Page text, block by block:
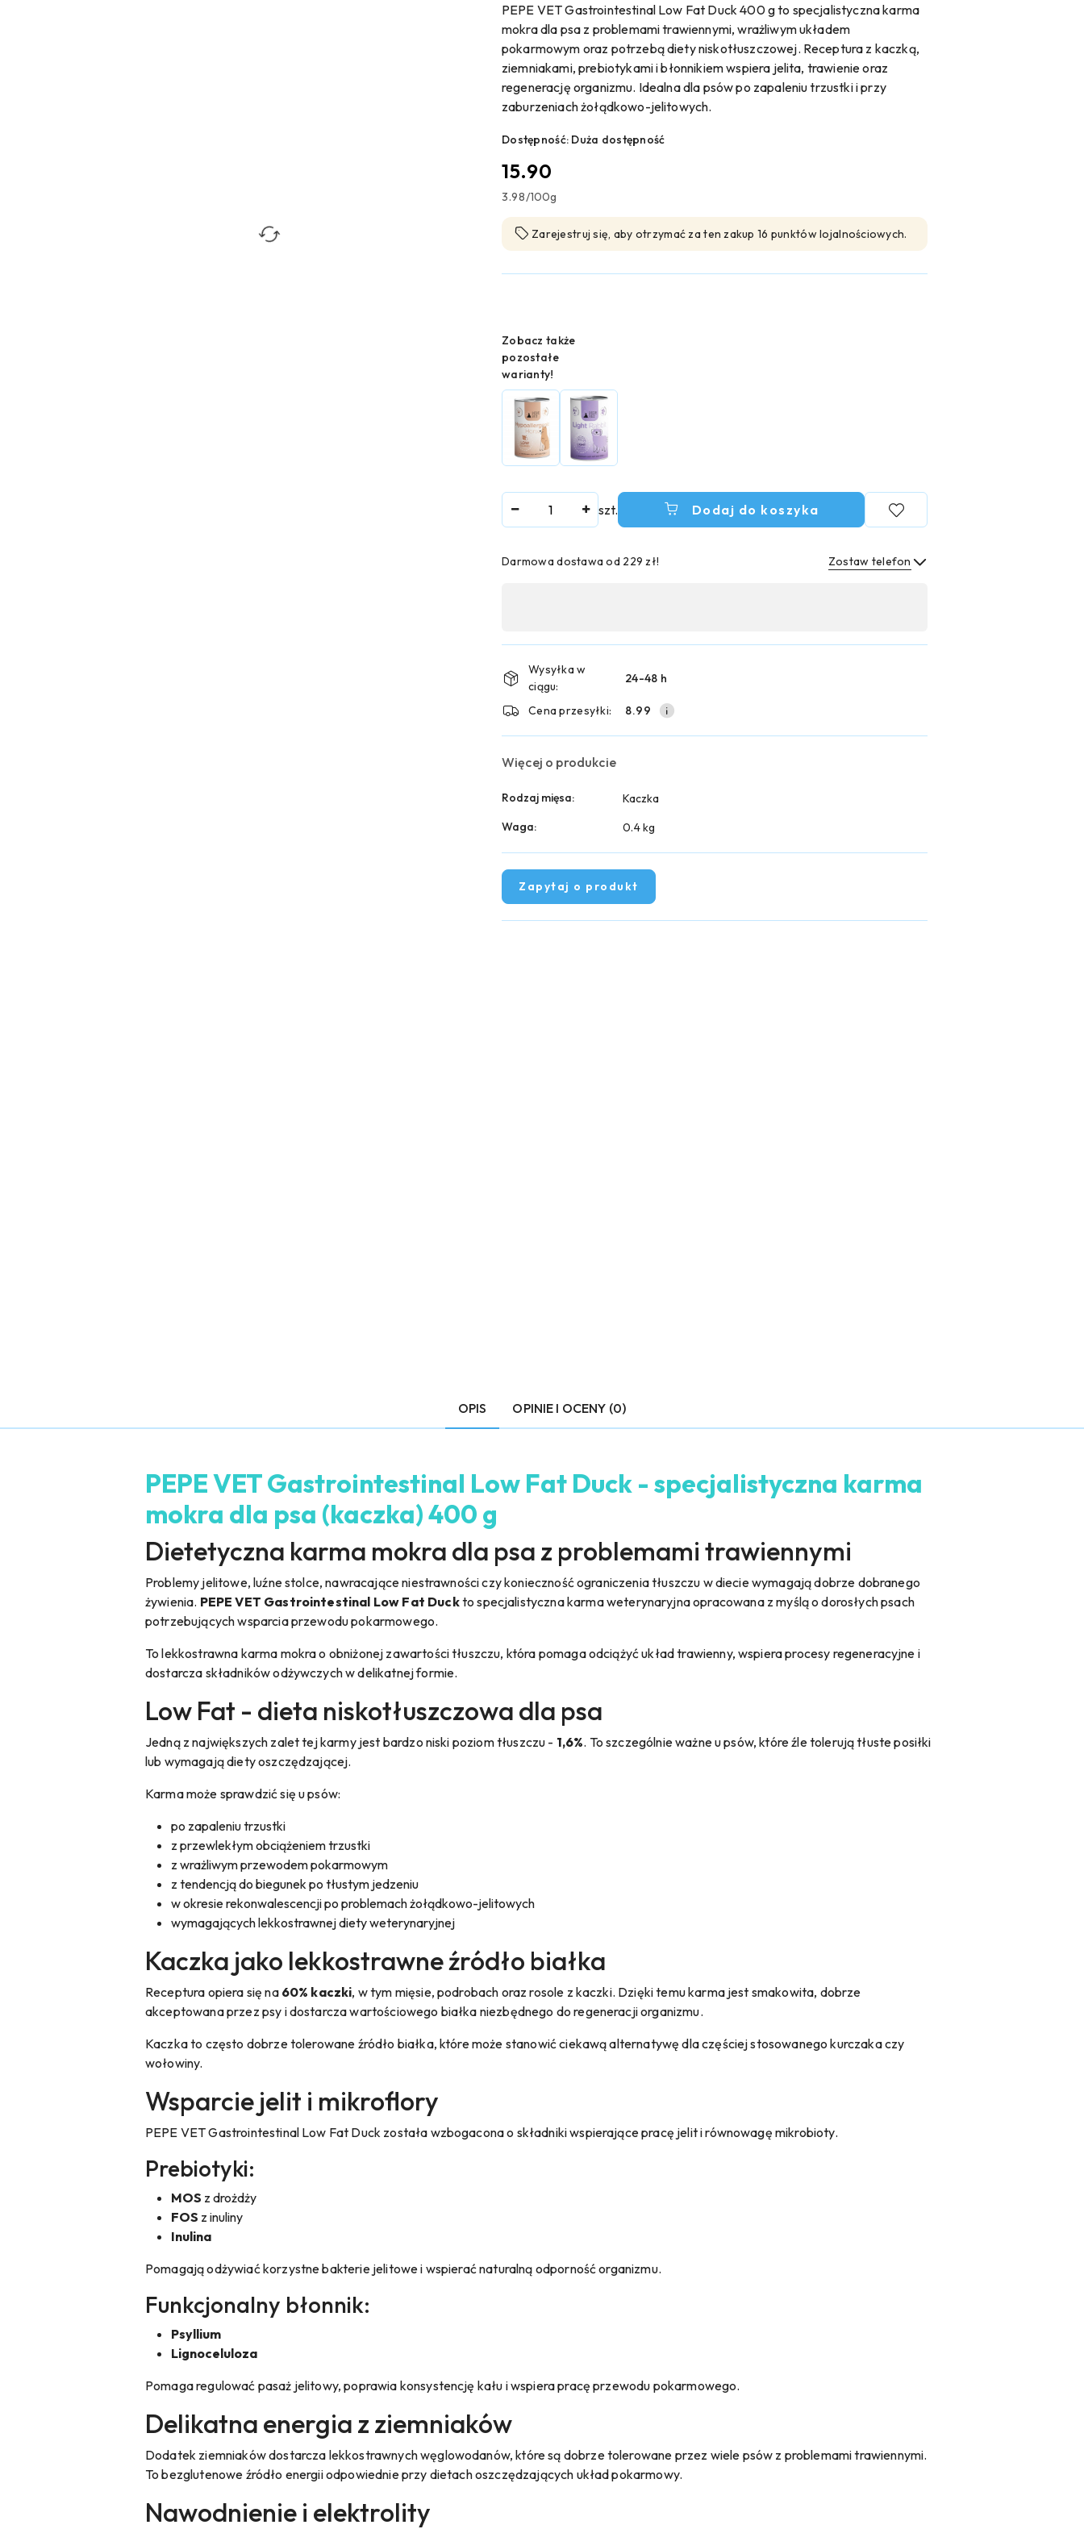
PEPE VET Gastrointestinal Low Fat Duck 400 g to specjalistyczna karma
mokra dla psa z problemami trawiennymi, wrażliwym układem
pokarmowym oraz potrzebą diety niskotłuszczowej. Receptura z kaczką,
ziemniakami, prebiotykami i błonnikiem wspiera jelita, trawienie oraz
regenerację organizmu. Idealna dla psów po zapaleniu trzustki i przy
zaburzeniach żołądkowo-jelitowych.
Dostępność: Duża dostępność
cena:
15.90
3.98/100g
Zarejestruj się, aby otrzymać za ten zakup 16 punktów lojalnościowych.
Wariant
Zobacz także
pozostałe
warianty!
szt. Dodaj do koszyka
Darmowa dostawa od 229 zł! Zostaw telefon
płatność
i
dostawa
Wysyłka w
ciągu:
24-48 h
Cena przesyłki: 8.99
Więcej o produkcie
Rodzaj mięsa:
Kaczka
Waga:
0.4 kg
Zapytaj o produkt
OPIS OPINIE I OCENY (0)
PEPE VET Gastrointestinal Low Fat Duck - specjalistyczna karma
mokra dla psa (kaczka) 400 g
Dietetyczna karma mokra dla psa z problemami trawiennymi
Problemy jelitowe, luźne stolce, nawracające niestrawności czy konieczność ograniczenia tłuszczu w diecie wymagają dobrze dobranego
żywienia. PEPE VET Gastrointestinal Low Fat Duckto specjalistyczna karma weterynaryjna opracowana z myślą o dorosłych psach
potrzebujących wsparcia przewodu pokarmowego.
To lekkostrawna karma mokra o obniżonej zawartości tłuszczu, która pomaga odciążyć układ trawienny, wspiera procesy regeneracyjne i
dostarcza składników odżywczych w delikatnej formie.
Low Fat - dieta niskotłuszczowa dla psa
Jedną z największych zalet tej karmy jest bardzo niski poziom tłuszczu - 1,6%. To szczególnie ważne u psów, które źle tolerują tłuste posiłki
lub wymagają diety oszczędzającej.
Karma może sprawdzić się u psów:
po zapaleniu trzustki
z przewlekłym obciążeniem trzustki
z wrażliwym przewodem pokarmowym
z tendencją do biegunek po tłustym jedzeniu
w okresie rekonwalescencji po problemach żołądkowo-jelitowych
wymagających lekkostrawnej diety weterynaryjnej
Kaczka jako lekkostrawne źródło białka
Receptura opiera się na 60% kaczki, w tym mięsie, podrobach oraz rosole z kaczki. Dzięki temu karma jest smakowita, dobrze
akceptowana przez psy i dostarcza wartościowego białka niezbędnego do regeneracji organizmu.
Kaczka to często dobrze tolerowane źródło białka, które może stanowić ciekawą alternatywę dla częściej stosowanego kurczaka czy
wołowiny.
Wsparcie jelit i mikroflory
PEPE VET Gastrointestinal Low Fat Duck została wzbogacona o składniki wspierające pracę jelit i równowagę mikrobioty.
Prebiotyki:
MOS z drożdży
FOS z inuliny
Inulina
Pomagają odżywiać korzystne bakterie jelitowe i wspierać naturalną odporność organizmu.
Funkcjonalny błonnik:
Psyllium
Lignoceluloza
Pomaga regulować pasaż jelitowy, poprawia konsystencję kału i wspiera pracę przewodu pokarmowego.
Delikatna energia z ziemniaków
Dodatek ziemniaków dostarcza lekkostrawnych węglowodanów, które są dobrze tolerowane przez wiele psów z problemami trawiennymi.
To bezglutenowe źródło energii odpowiednie przy dietach oszczędzających układ pokarmowy.
Nawodnienie i elektrolity